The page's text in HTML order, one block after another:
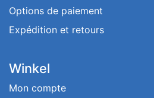
Options de paiement
Expédition et retours
Winkel
Mon compte